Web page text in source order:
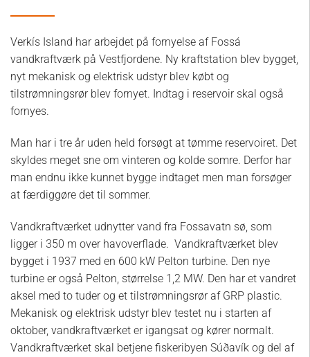
Verkís Island har arbejdet på fornyelse af Fossá
vandkraftværk på Vestfjordene. Ny kraftstation blev bygget,
nyt mekanisk og elektrisk udstyr blev købt og
tilstrømningsrør blev fornyet. Indtag i reservoir skal også
fornyes.
Man har i tre år uden held forsøgt at tømme reservoiret. Det
skyldes meget sne om vinteren og kolde somre. Derfor har
man endnu ikke kunnet bygge indtaget men man forsøger
at færdiggøre det til sommer.
Vandkraftværket udnytter vand fra Fossavatn sø, som
ligger i 350 m over havoverflade. Vandkraftværket blev
bygget i 1937 med en 600 kW Pelton turbine. Den nye
turbine er også Pelton, størrelse 1,2 MW. Den har et vandret
aksel med to tuder og et tilstrømningsrør af GRP plastic.
Mekanisk og elektrisk udstyr blev testet nu i starten af
oktober, vandkraftværket er igangsat og kører normalt.
Vandkraftværket skal betjene fiskeribyen Súðavík og del af